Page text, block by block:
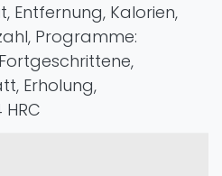
Entfernung, Kalorien,
Programme:
Erholung,